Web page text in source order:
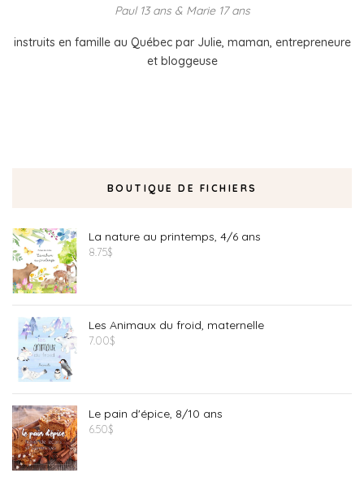
Paul 13 ans & Marie 17 ans
instruits en famille au Québec par Julie, maman, entrepreneure
et bloggeuse
BOUTIQUE DE FICHIERS
La nature au printemps, 4/6 ans
8.75$
Les Animaux du froid, maternelle
7.00$
Le pain d'épice, 8/10 ans
6.50$